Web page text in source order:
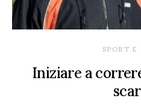
SPORT E
Iniziare a